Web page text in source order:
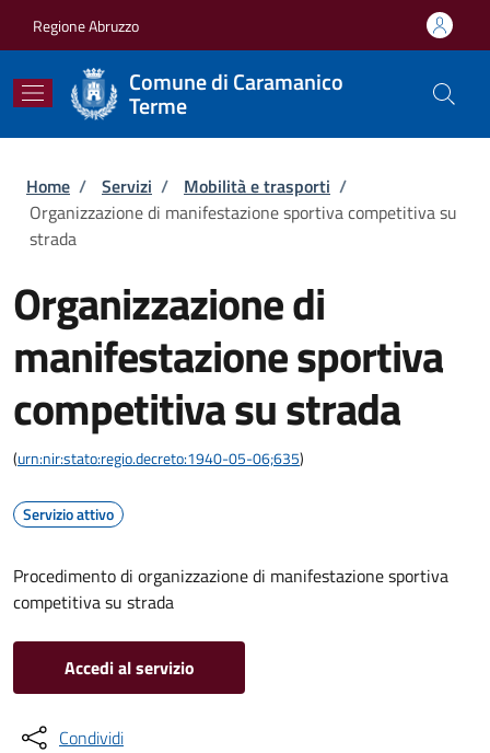
Regione Abruzzo
Comune di Caramanico
Terme
Briciole di pane
Home / Servizi / Mobilità e trasporti /
Organizzazione di manifestazione sportiva competitiva su
strada
Organizzazione di
manifestazione sportiva
competitiva su strada
(urn:nir:stato:regio.decreto:1940-05-06;635)
Servizio attivo
Procedimento di organizzazione di manifestazione sportiva
competitiva su strada
Accedi al servizio
Condividi